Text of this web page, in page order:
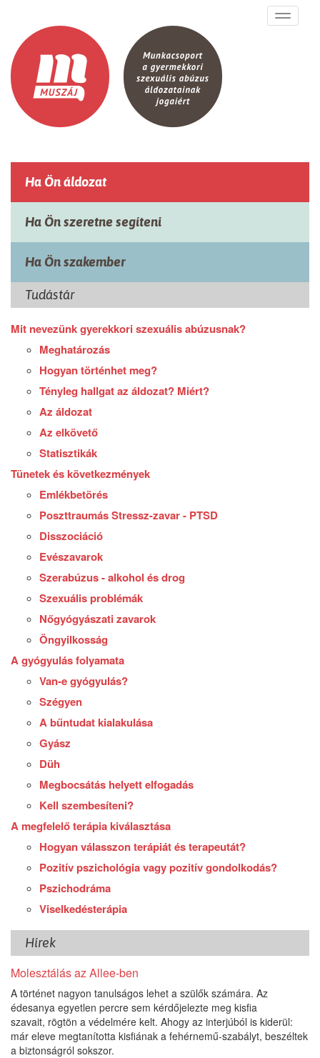
Toggle
Ha Ön áldozat
Ha Ön szeretne segíteni
Ha Ön szakember
Tudástár
Mit nevezünk gyerekkori szexuális abúzusnak?
Meghatározás
Hogyan történhet meg?
Tényleg hallgat az áldozat? Miért?
Az áldozat
Az elkövető
Statisztikák
Tünetek és következmények
Emlékbetörés
Poszttraumás Stressz-zavar - PTSD
Disszociáció
Evészavarok
Szerabúzus - alkohol és drog
Szexuális problémák
Nőgyógyászati zavarok
Öngyilkosság
A gyógyulás folyamata
Van-e gyógyulás?
Szégyen
A bűntudat kialakulása
Gyász
Düh
Megbocsátás helyett elfogadás
Kell szembesíteni?
A megfelelő terápia kiválasztása
Hogyan válasszon terápiát és terapeutát?
Pozitív pszichológia vagy pozitív gondolkodás?
Pszichodráma
Viselkedésterápia
Hírek
Molesztálás az Allee-ben
A történet nagyon tanulságos lehet a szülők számára. Az
édesanya egyetlen percre sem kérdőjelezte meg kisfia
szavait, rögtön a védelmére kelt. Ahogy az interjúból is kiderül:
már eleve megtanította kisfiának a fehérnemű-szabályt, beszéltek
a biztonságról sokszor.